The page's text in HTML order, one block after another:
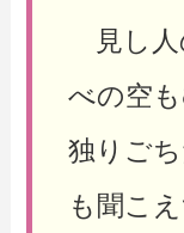
見し人
べの空
独りご
も聞こ